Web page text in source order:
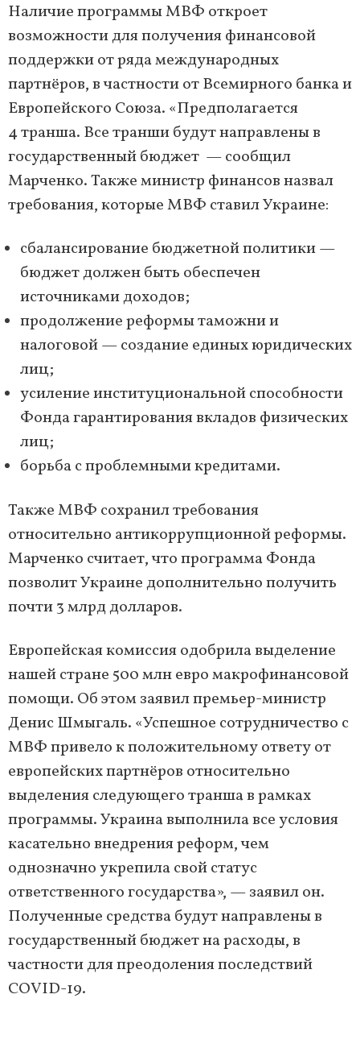
Наличие программы МВФ откроет
возможности для получения финансовой
поддержки от ряда международных
партнёров, в частности от Всемирного банка и
Европейского Союза. «Предполагается
4 транша. Все транши будут направлены в
государственный бюджет — сообщил
Марченко. Также министр финансов назвал
требования, которые МВФ ставил Украине:
сбалансирование бюджетной политики —
бюджет должен быть обеспечен
источниками доходов;
продолжение реформы таможни и
налоговой — создание единых юридических
лиц;
усиление институциональной способности
Фонда гарантирования вкладов физических
лиц;
борьба с проблемными кредитами.
Также МВФ сохранил требования
относительно антикоррупционной реформы.
Марченко считает, что программа Фонда
позволит Украине дополнительно получить
почти 3 млрд долларов.
Европейская комиссия одобрила выделение
нашей стране 500 млн евро макрофинансовой
помощи. Об этом заявил премьер-министр
Денис Шмыгаль. «Успешное сотрудничество с
МВФ привело к положительному ответу от
европейских партнёров относительно
выделения следующего транша в рамках
программы. Украина выполнила все условия
касательно внедрения реформ, чем
однозначно укрепила свой статус
ответственного государства», — заявил он.
Полученные средства будут направлены в
государственный бюджет на расходы, в
частности для преодоления последствий
COVID-19.